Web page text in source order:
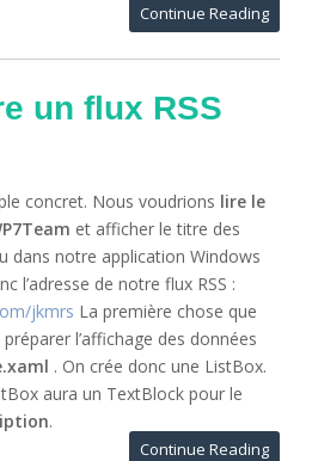
Continue Reading
un flux RSS
concret. Nous voudrions lire le
et afficher le titre des
dans notre application Windows
l’adresse de notre flux RSS :
jkmrs La première chose que
l’affichage des données
. On crée donc une ListBox.
aura un TextBlock pour le
.
Continue Reading